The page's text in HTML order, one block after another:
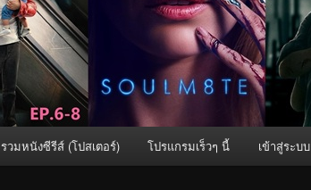
รวมหนังซีรีส์ (โปสเตอร์) โปรแกรมเร็วๆ นี้ เข้าสู่ระบบ